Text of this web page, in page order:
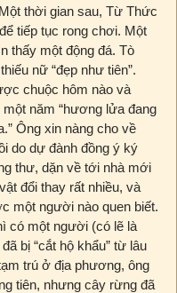
thời gian sau, Từ Thức
tiếp tục rong chơi. Một
thấy một động đá. Tò
nữ “đẹp như tiên”.
chuộc hôm nào và
năm “hương lửa đang
Ông xin nàng cho về
do dự đành đồng ý ký
thư, dặn về tới nhà mới
đổi thay rất nhiều, và
một người nào quen biết.
có một người (có lẽ là
bị “cắt hộ khẩu” từ lâu
trú ở địa phương, ông
tiên, nhưng cây rừng đã